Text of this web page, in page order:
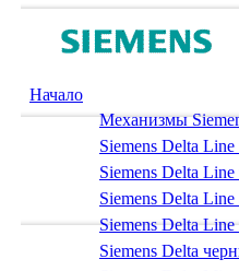
Начало
Механизмы
Siemens Delta
Siemens Delta
Siemens Delta
Siemens Delta
Siemens Delta